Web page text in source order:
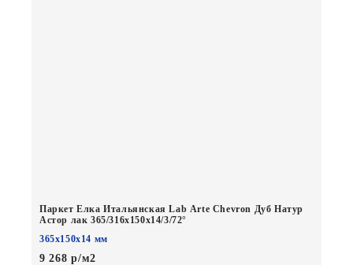
Паркет Елка Итальянская Lab Arte Chevron Дуб Натур
Астор лак 365/316х150х14/3/72°
365х150х14 мм
9 268 р/м2